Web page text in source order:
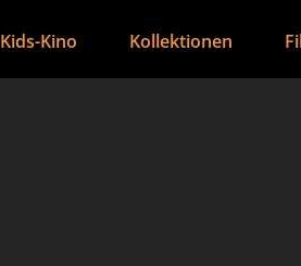
Kids-Kino Kollektionen